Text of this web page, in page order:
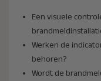
Een visuele
Werken de
behoren?
Wordt de